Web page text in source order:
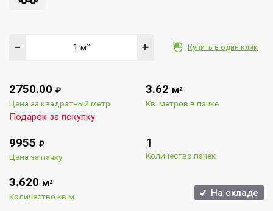
Купить в один клик
− +
2750.00 ₽
Цена за квадратный метр
Подарок за покупку
3.62 М²
Кв. метров в пачке
9955 ₽
Цена за пачку
1
Количество пачек
3.620 М²
Количество кв.м. На складе